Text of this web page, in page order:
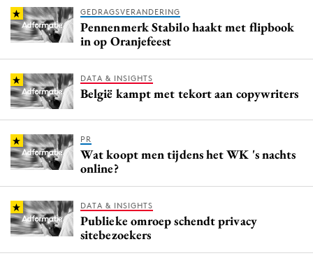
GEDRAGSVERANDERING
Pennenmerk Stabilo haakt met flipbook
in op Oranjefeest
DATA & INSIGHTS
België kampt met tekort aan copywriters
PR
Wat koopt men tijdens het WK 's nachts
online?
DATA & INSIGHTS
Publieke omroep schendt privacy
sitebezoekers